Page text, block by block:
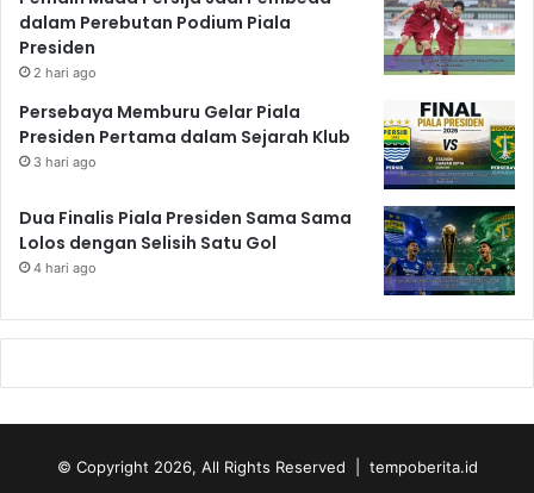
dalam Perebutan Podium Piala
Presiden
2 hari ago
Persebaya Memburu Gelar Piala
Presiden Pertama dalam Sejarah Klub
3 hari ago
Dua Finalis Piala Presiden Sama Sama
Lolos dengan Selisih Satu Gol
4 hari ago
© Copyright 2026, All Rights Reserved | tempoberita.id